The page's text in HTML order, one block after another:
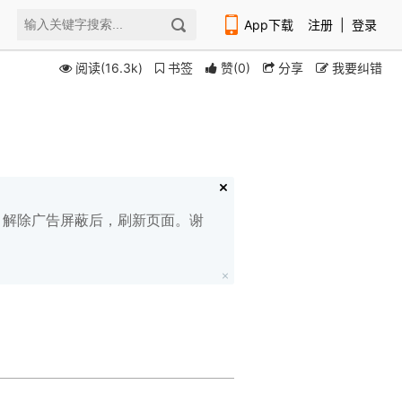
App下载 注册 登录
阅读(16.3k) 书签 赞(0) 分享 我要纠错
除广告屏蔽后，刷新页面。谢